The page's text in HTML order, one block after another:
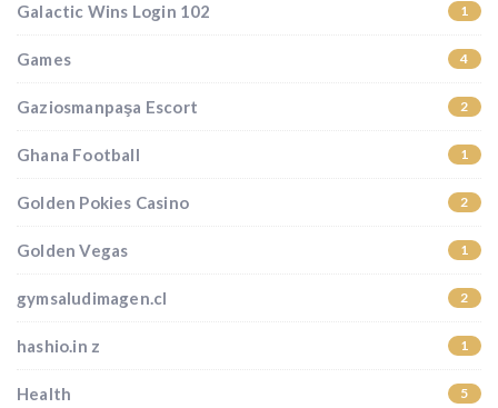
Galactic Wins Login 102 1
Games 4
Gaziosmanpaşa Escort 2
Ghana Football 1
Golden Pokies Casino 2
Golden Vegas 1
gymsaludimagen.cl 2
hashio.in z 1
Health 5